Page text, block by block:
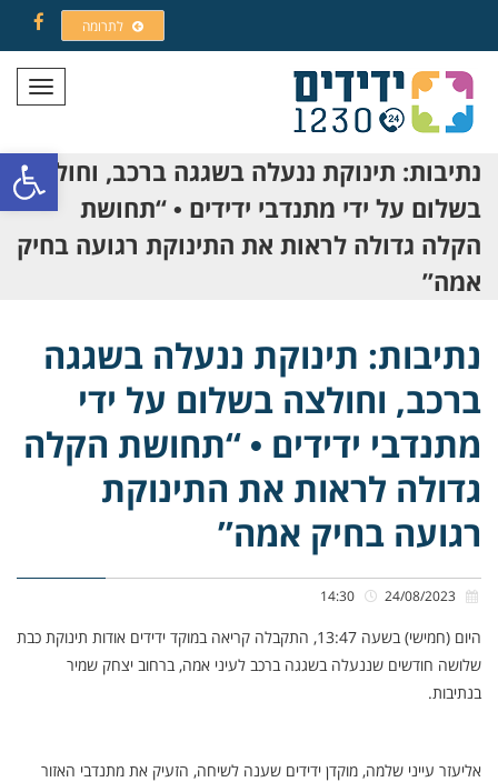
פתח
לתרומה
תפריט
נתיבות: תינוקת ננעלה בשגגה ברכב, וחולצה
בשלום על ידי מתנדבי ידידים • “תחושת
הקלה גדולה לראות את התינוקת רגועה בחיק
אמה”
נתיבות: תינוקת ננעלה בשגגה
ברכב, וחולצה בשלום על ידי
מתנדבי ידידים • “תחושת הקלה
גדולה לראות את התינוקת
רגועה בחיק אמה”
היום (חמישי) בשעה 13:47, התקבלה קריאה במוקד ידידים אודות תינוקת כבת
שלושה חודשים שננעלה בשגגה ברכב לעיני אמה, ברחוב יצחק שמיר
בנתיבות.
אליעזר עייני שלמה, מוקדן ידידים שענה לשיחה, הזעיק את מתנדבי האזור